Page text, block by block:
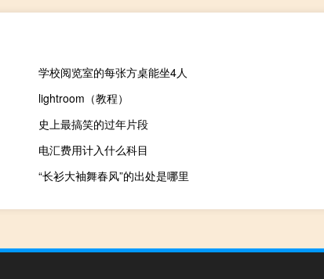
学校阅览室的每张方桌能坐4人
lightroom（教程）
史上最搞笑的过年片段
电汇费用计入什么科目
“长衫大袖舞春风”的出处是哪里